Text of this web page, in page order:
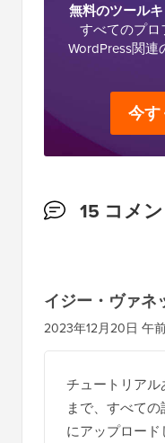
無料のツール
すべてのプロ
WordPress関
今す
読
の
イ
ン
15 コメ
イジー・ヴァネ
2023年12月20日 午
チュートリア
まで、すべて
にアップロード